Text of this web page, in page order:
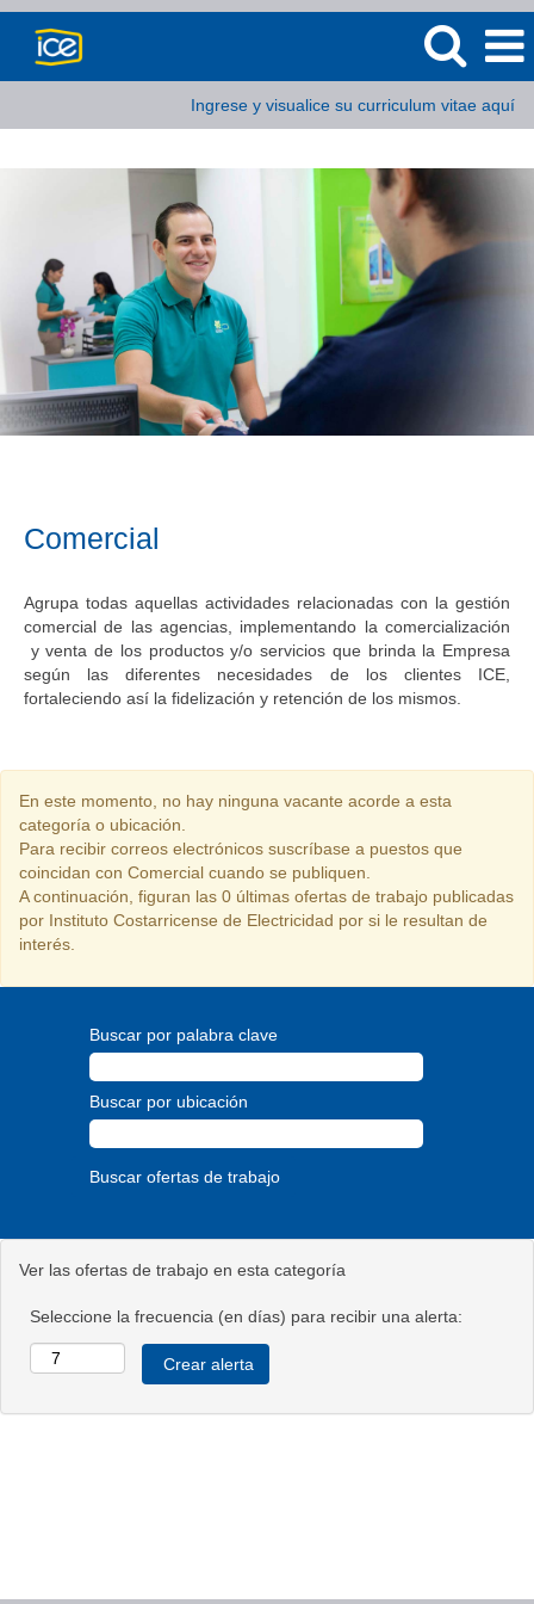
Ingrese y visualice su curriculum vitae aquí
Comercial
Agrupa todas aquellas actividades relacionadas con la gestión
comercial de las agencias, implementando la comercialización
y venta de los productos y/o servicios que brinda la Empresa
según las diferentes necesidades de los clientes ICE,
fortaleciendo así la fidelización y retención de los mismos.
En este momento, no hay ninguna vacante acorde a esta
categoría o ubicación.
Para recibir correos electrónicos suscríbase a puestos que
coincidan con Comercial cuando se publiquen.
A continuación, figuran las 0 últimas ofertas de trabajo publicadas
por Instituto Costarricense de Electricidad por si le resultan de
interés.
Buscar por palabra clave
Buscar por ubicación
Ver las ofertas de trabajo en esta categoría
Seleccione la frecuencia (en días) para recibir una alerta: